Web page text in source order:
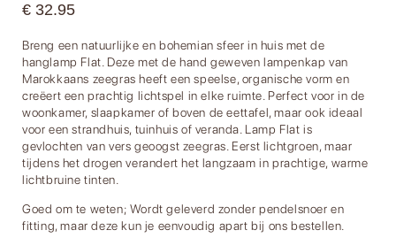
€ 32.95
Breng een natuurlijke en bohemian sfeer in huis met de
hanglamp Flat. Deze met de hand geweven lampenkap van
Marokkaans zeegras heeft een speelse, organische vorm en
creëert een prachtig lichtspel in elke ruimte. Perfect voor in de
woonkamer, slaapkamer of boven de eettafel, maar ook ideaal
voor een strandhuis, tuinhuis of veranda. Lamp Flat is
gevlochten van vers geoogst zeegras. Eerst lichtgroen, maar
tijdens het drogen verandert het langzaam in prachtige, warme
lichtbruine tinten.
Goed om te weten; Wordt geleverd zonder pendelsnoer en
fitting, maar deze kun je eenvoudig apart bij ons bestellen.